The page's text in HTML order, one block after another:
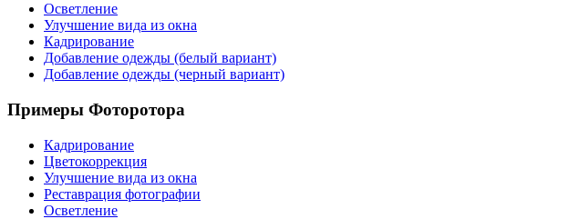
Осветление
Улучшение вида из окна
Кадрирование
Добавление одежды (белый вариант)
Добавление одежды (черный вариант)
Примеры Фоторотора
Кадрирование
Цветокоррекция
Улучшение вида из окна
Реставрация фотографии
Осветление